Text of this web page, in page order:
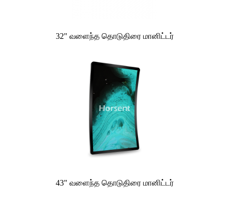
32" வளைந்த தொடுதிரை மானிட்டர்
43" வளைந்த தொடுதிரை மானிட்டர்